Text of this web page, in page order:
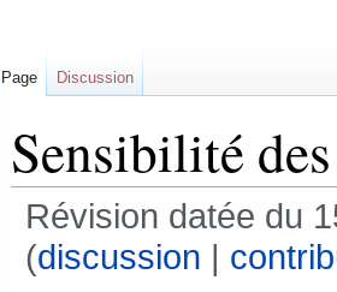
Sensibilité
Révision datée du
(discussion |
Page Discussion